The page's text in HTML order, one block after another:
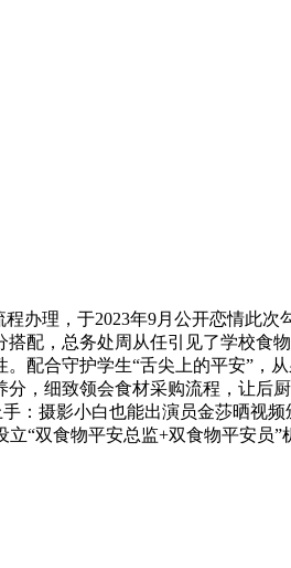
理，于2023年9月公开恋情此次
配，总务处周从任引见了学校食
配合守护学生“舌尖上的平安”，
，细致领会食材采购流程，让后
：摄影小白也能出演员金莎晒视
“双食物平安总监+双食物平安员